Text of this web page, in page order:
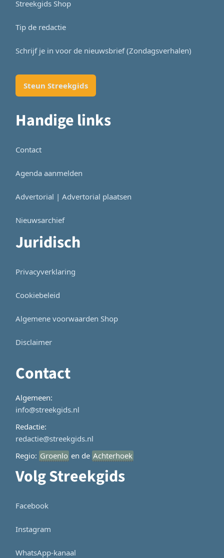
Streekgids Shop
Tip de redactie
Schrijf je in voor de nieuwsbrief (Zondagsverhalen)
Steun Streekgids
Handige links
Contact
Agenda aanmelden
Advertorial | Advertorial plaatsen
Nieuwsarchief
Juridisch
Privacyverklaring
Cookiebeleid
Algemene voorwaarden Shop
Disclaimer
Contact
Algemeen:
info@streekgids.nl
Redactie:
redactie@streekgids.nl
Regio: Groenlo en de Achterhoek
Volg Streekgids
Facebook
Instagram
WhatsApp-kanaal